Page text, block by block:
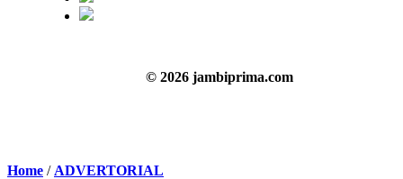
© 2026 jambiprima.com
Home / ADVERTORIAL